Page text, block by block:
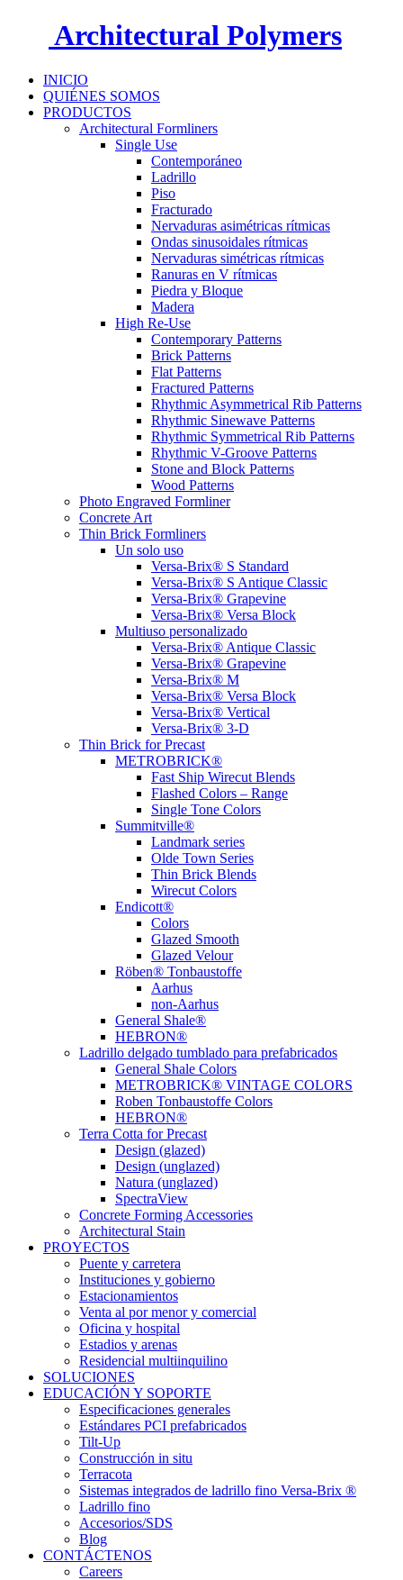
Architectural Polymers
INICIO
QUIÉNES SOMOS
PRODUCTOS
Architectural Formliners
Single Use
Contemporáneo
Ladrillo
Piso
Fracturado
Nervaduras asimétricas rítmicas
Ondas sinusoidales rítmicas
Nervaduras simétricas rítmicas
Ranuras en V rítmicas
Piedra y Bloque
Madera
High Re-Use
Contemporary Patterns
Brick Patterns
Flat Patterns
Fractured Patterns
Rhythmic Asymmetrical Rib Patterns
Rhythmic Sinewave Patterns
Rhythmic Symmetrical Rib Patterns
Rhythmic V-Groove Patterns
Stone and Block Patterns
Wood Patterns
Photo Engraved Formliner
Concrete Art
Thin Brick Formliners
Un solo uso
Versa-Brix® S Standard
Versa-Brix® S Antique Classic
Versa-Brix® Grapevine
Versa-Brix® Versa Block
Multiuso personalizado
Versa-Brix® Antique Classic
Versa-Brix® Grapevine
Versa-Brix® M
Versa-Brix® Versa Block
Versa-Brix® Vertical
Versa-Brix® 3-D
Thin Brick for Precast
METROBRICK®
Fast Ship Wirecut Blends
Flashed Colors – Range
Single Tone Colors
Summitville®
Landmark series
Olde Town Series
Thin Brick Blends
Wirecut Colors
Endicott®
Colors
Glazed Smooth
Glazed Velour
Röben® Tonbaustoffe
Aarhus
non-Aarhus
General Shale®
HEBRON®
Ladrillo delgado tumblado para prefabricados
General Shale Colors
METROBRICK® VINTAGE COLORS
Roben Tonbaustoffe Colors
HEBRON®
Terra Cotta for Precast
Design (glazed)
Design (unglazed)
Natura (unglazed)
SpectraView
Concrete Forming Accessories
Architectural Stain
PROYECTOS
Puente y carretera
Instituciones y gobierno
Estacionamientos
Venta al por menor y comercial
Oficina y hospital
Estadios y arenas
Residencial multiinquilino
SOLUCIONES
EDUCACIÓN Y SOPORTE
Especificaciones generales
Estándares PCI prefabricados
Tilt-Up
Construcción in situ
Terracota
Sistemas integrados de ladrillo fino Versa-Brix ®
Ladrillo fino
Accesorios/SDS
Blog
CONTÁCTENOS
Careers